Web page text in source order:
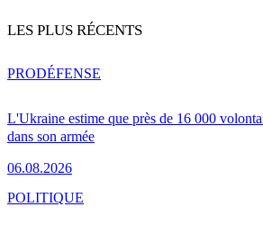
LES PLUS RÉCENTS
L'Ukraine estime que près de 16 000
dans son armée
06.08.2026
PRODÉFENSE
POLITIQUE